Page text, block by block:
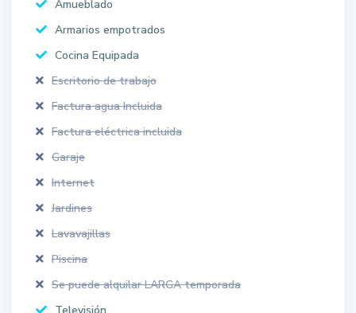
Amueblado
Armarios empotrados
Cocina Equipada
Escritorio de trabajo
Factura agua Incluida
Factura eléctrica incluida
Garaje
Internet
Jardines
Lavavajillas
Piscina
Se puede alquilar LARGA temporada